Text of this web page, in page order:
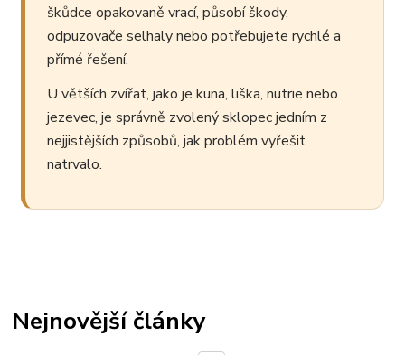
škůdce opakovaně vrací, působí škody,
odpuzovače selhaly nebo potřebujete rychlé a
přímé řešení.
U větších zvířat, jako je kuna, liška, nutrie nebo
jezevec, je správně zvolený sklopec jedním z
nejjistějších způsobů, jak problém vyřešit
natrvalo.
Nejnovější články